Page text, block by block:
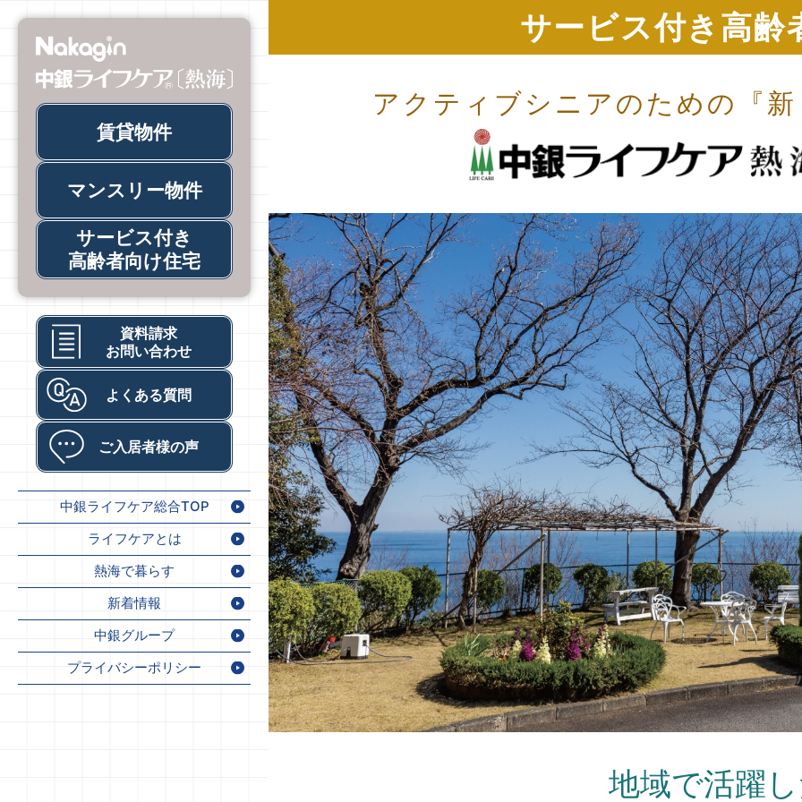
"中
ラ
イ
ア
-
ア
向
け
ア
サ
ー
ビ
き
マ
ョ
賃貸物件
マンスリー物件
サービス付き
高齢者向け住宅
資料請求
お問い合わせ
よくある質問
ご入居者様の声
中銀ライフケア総合TOP
ライフケアとは
熱海で暮らす
新着情報
中銀グループ
プライバシーポリシー
サービス付き高齢
アクティブシニアのための 『
地域で活躍